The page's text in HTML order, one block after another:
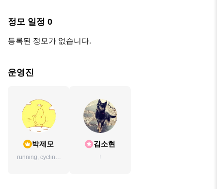
정모 일정 0
등록된 정모가 없습니다.
운영진
박제모
running, cycling,
김소현
!